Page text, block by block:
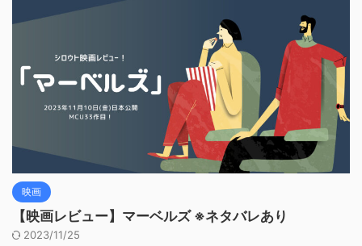
映画
【映画レビュー】マーベルズ ※ネタバレあり
2023/11/25